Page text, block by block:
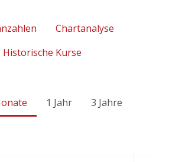
Chartanalyse
Historische Kurse
1 Jahr
3 Jahre